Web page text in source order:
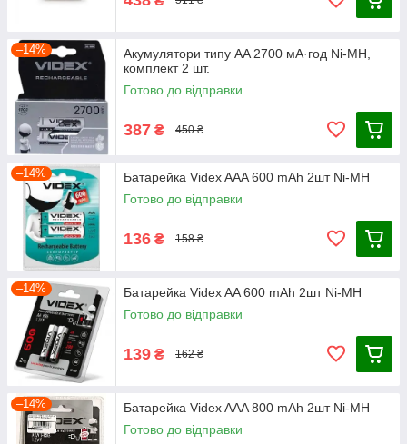
–14%
Акумулятори типу AA 2700 мА·год Ni-MH,
комплект 2 шт.
Готово до відправки
387 ₴ 450 ₴
–14%
Батарейка Videx AAA 600 mAh 2шт Ni-MH
Готово до відправки
136 ₴ 158 ₴
–14%
Батарейка Videx AA 600 mAh 2шт Ni-MH
Готово до відправки
139 ₴ 162 ₴
–14%
Батарейка Videx AAA 800 mAh 2шт Ni-MH
Готово до відправки